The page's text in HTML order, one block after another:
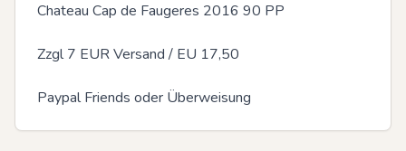
Chateau Cap de Faugeres 2016 90 PP
Zzgl 7 EUR Versand / EU 17,50
Paypal Friends oder Überweisung